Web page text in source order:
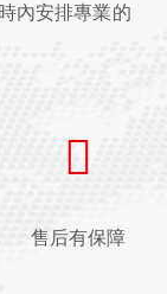
內安排專業的
售后有保障